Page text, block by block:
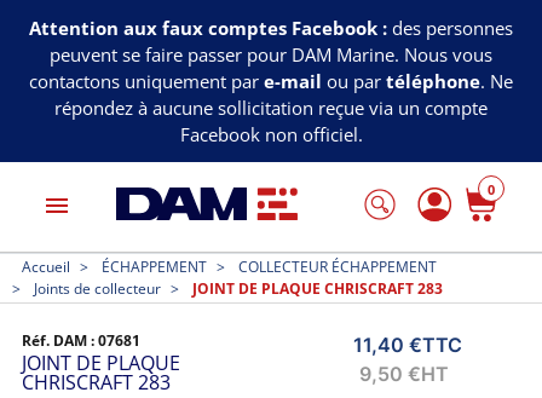
Attention aux faux comptes Facebook : des personnes
peuvent se faire passer pour DAM Marine. Nous vous
contactons uniquement par e-mail ou par téléphone. Ne
répondez à aucune sollicitation reçue via un compte
Facebook non officiel.
menu
0
Accueil ÉCHAPPEMENT
COLLECTEUR ÉCHAPPEMENT
Joints de collecteur
JOINT DE PLAQUE CHRISCRAFT 283
Réf. DAM :07681
JOINT DE PLAQUE
CHRISCRAFT 283
11,40 €TTC
9,50 €HT